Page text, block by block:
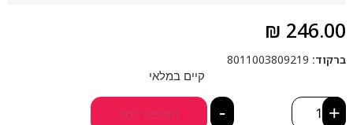
₪ 246.00
ברקוד: 8011003809219
קיים במלאי
- + הוספה לסל